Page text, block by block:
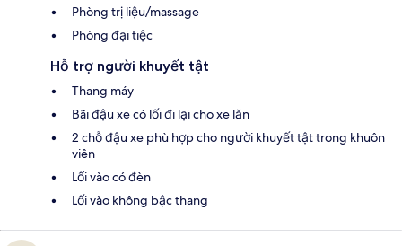
Phòng trị liệu/massage
Phòng đại tiệc
Hỗ trợ người khuyết tật
Thang máy
Bãi đậu xe có lối đi lại cho xe lăn
2 chỗ đậu xe phù hợp cho người khuyết tật trong khuôn
viên
Lối vào có đèn
Lối vào không bậc thang